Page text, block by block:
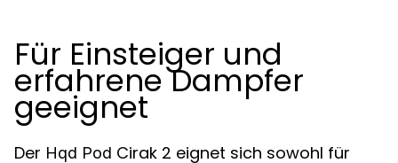
Für Einsteiger und
erfahrene Dampfer
geeignet
Der Hqd Pod Cirak 2 eignet sich sowohl für